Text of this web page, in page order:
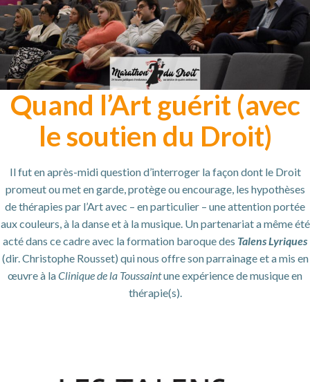
Quand l’Art guérit (avec
le soutien du Droit)
Il fut en après-midi question d’interroger la façon dont le Droit
promeut ou met en garde, protège ou encourage, les hypothèses
de thérapies par l’Art avec – en particulier – une attention portée
aux couleurs, à la danse et à la musique. Un partenariat a même été
acté dans ce cadre avec la formation baroque des Talens Lyriques
(dir. Christophe Rousset) qui nous offre son parrainage et a mis en
œuvre à laClinique de la Toussaintune expérience de musique en
thérapie(s).